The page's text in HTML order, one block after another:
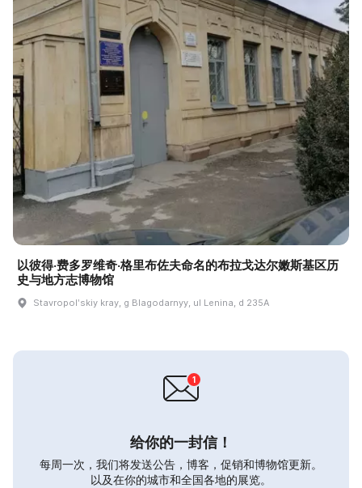
以彼得·费多罗维奇·格里布佐夫命名的布拉戈达尔嫩斯基区历
史与地方志博物馆
Stavropolʹskiy kray, g Blagodarnyy, ul Lenina, d 235A
给你的一封信！
每周一次，我们将发送公告，博客，促销和博物馆更新。
以及在你的城市和全国各地的展览。